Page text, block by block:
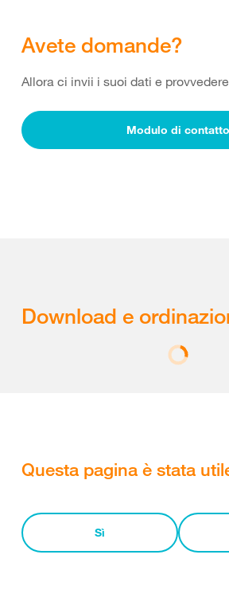
Avete domande?
Allora ci invii i suoi dati e
Modulo di contatto
Download e
Questa pagina è stata
Sì